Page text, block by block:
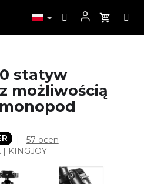
statyw
możliwością
Średnia
ocena
57 ocen
| KINGJOY